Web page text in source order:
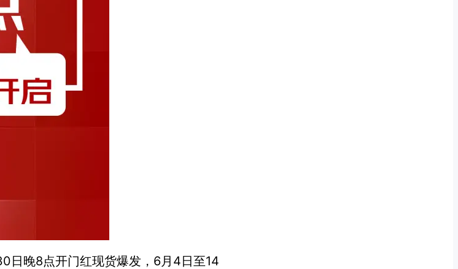
日晚8点开门红现货爆发，6月4日至14